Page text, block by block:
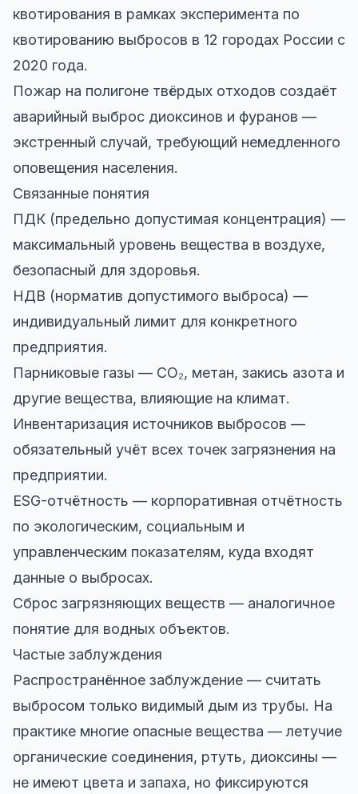
квотирования в рамках эксперимента по
квотированию выбросов в 12 городах России с
2020 года.
Пожар на полигоне твёрдых отходов создаёт
аварийный выброс диоксинов и фуранов —
экстренный случай, требующий немедленного
оповещения населения.
Связанные понятия
ПДК (предельно допустимая концентрация) —
максимальный уровень вещества в воздухе,
безопасный для здоровья.
НДВ (норматив допустимого выброса) —
индивидуальный лимит для конкретного
предприятия.
Парниковые газы — CO₂, метан, закись азота и
другие вещества, влияющие на климат.
Инвентаризация источников выбросов —
обязательный учёт всех точек загрязнения на
предприятии.
ESG-отчётность — корпоративная отчётность
по экологическим, социальным и
управленческим показателям, куда входят
данные о выбросах.
Сброс загрязняющих веществ — аналогичное
понятие для водных объектов.
Частые заблуждения
Распространённое заблуждение — считать
выбросом только видимый дым из трубы. На
практике многие опасные вещества — летучие
органические соединения, ртуть, диоксины —
не имеют цвета и запаха, но фиксируются